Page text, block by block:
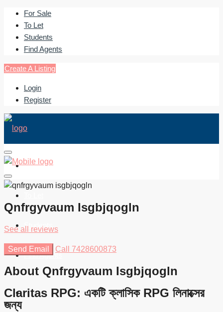
For Sale
To Let
Students
Find Agents
Create A Listing
Login
Register
For Sale
Students
Find Agents
Qnfrgyvaum Isgbjqogln
See all reviews
Send Email Call 7428600873
About Qnfrgyvaum Isgbjqogln
Claritas RPG: একটি ক্লাসিক RPG লিনাক্সের
জন্য